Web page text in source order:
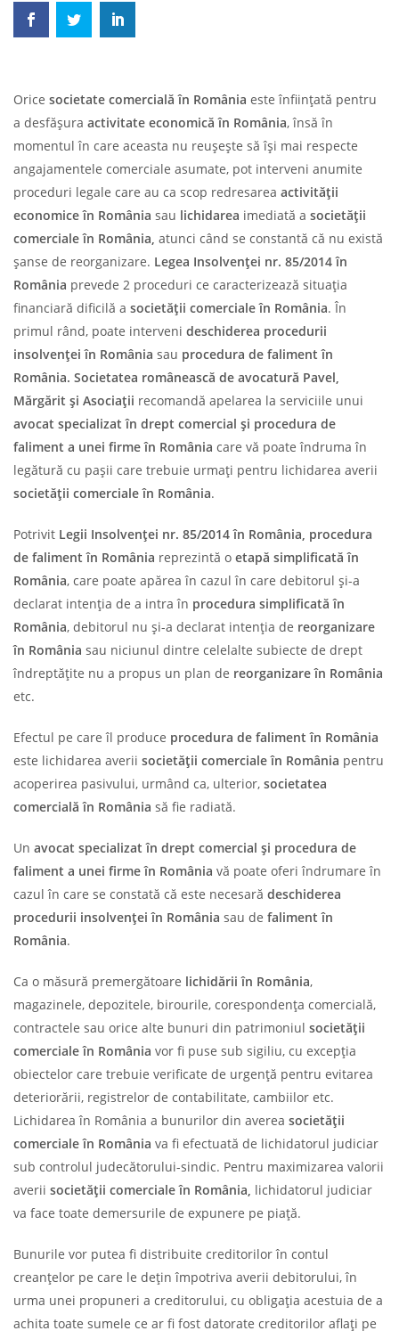
Orice societate comercială în România este înființată pentru
a desfășura activitate economică în România, însă în
momentul în care aceasta nu reușește să își mai respecte
angajamentele comerciale asumate, pot interveni anumite
proceduri legale care au ca scop redresarea activității
economice în România sau lichidarea imediată a societății
comerciale în România, atunci când se constantă că nu există
șanse de reorganizare. Legea Insolvenței nr. 85/2014 în
România prevede 2 proceduri ce caracterizează situația
financiară dificilă a societății comerciale în România. În
primul rând, poate interveni deschiderea procedurii
insolvenței în România sau procedura de faliment în
România. Societatea românească de avocatură Pavel,
Mărgărit și Asociații recomandă apelarea la serviciile unui
avocat specializat în drept comercial și procedura de
faliment a unei firme în România care vă poate îndruma în
legătură cu pașii care trebuie urmați pentru lichidarea averii
societății comerciale în România.
Potrivit Legii Insolvenței nr. 85/2014 în România, procedura
de faliment în România reprezintă o etapă simplificată în
România, care poate apărea în cazul în care debitorul și-a
declarat intenția de a intra în procedura simplificată în
România, debitorul nu și-a declarat intenția de reorganizare
în România sau niciunul dintre celelalte subiecte de drept
îndreptățite nu a propus un plan de reorganizare în România
etc.
Efectul pe care îl produce procedura de faliment în România
este lichidarea averii societății comerciale în România pentru
acoperirea pasivului, urmând ca, ulterior, societatea
comercială în România să fie radiată.
Un avocat specializat în drept comercial și procedura de
faliment a unei firme în România vă poate oferi îndrumare în
cazul în care se constată că este necesară deschiderea
procedurii insolvenței în România sau de faliment în
România.
Ca o măsură premergătoare lichidării în România,
magazinele, depozitele, birourile, corespondența comercială,
contractele sau orice alte bunuri din patrimoniul societății
comerciale în România vor fi puse sub sigiliu, cu excepția
obiectelor care trebuie verificate de urgență pentru evitarea
deteriorării, registrelor de contabilitate, cambiilor etc.
Lichidarea în România a bunurilor din averea societății
comerciale în România va fi efectuată de lichidatorul judiciar
sub controlul judecătorului-sindic. Pentru maximizarea valorii
averii societății comerciale în România, lichidatorul judiciar
va face toate demersurile de expunere pe piață.
Bunurile vor putea fi distribuite creditorilor în contul
creanțelor pe care le dețin împotriva averii debitorului, în
urma unei propuneri a creditorului, cu obligația acestuia de a
achita toate sumele ce ar fi fost datorate creditorilor aflați pe